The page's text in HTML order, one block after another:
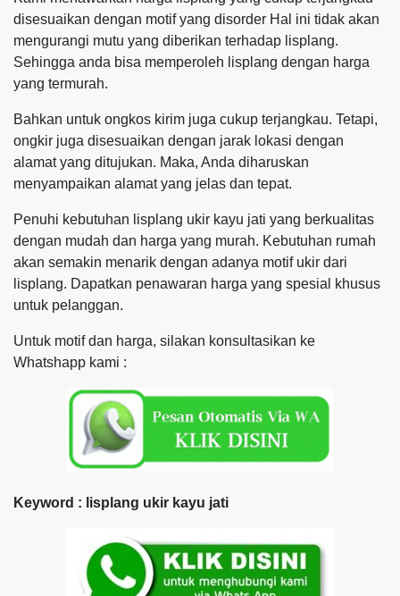
disesuaikan dengan motif yang disorder Hal ini tidak akan
mengurangi mutu yang diberikan terhadap lisplang.
Sehingga anda bisa memperoleh lisplang dengan harga
yang termurah.
Bahkan untuk ongkos kirim juga cukup terjangkau. Tetapi,
ongkir juga disesuaikan dengan jarak lokasi dengan
alamat yang ditujukan. Maka, Anda diharuskan
menyampaikan alamat yang jelas dan tepat.
Penuhi kebutuhan lisplang ukir kayu jati yang berkualitas
dengan mudah dan harga yang murah. Kebutuhan rumah
akan semakin menarik dengan adanya motif ukir dari
lisplang. Dapatkan penawaran harga yang spesial khusus
untuk pelanggan.
Untuk motif dan harga, silakan konsultasikan ke
Whatshapp kami :
Keyword : lisplang ukir kayu jati